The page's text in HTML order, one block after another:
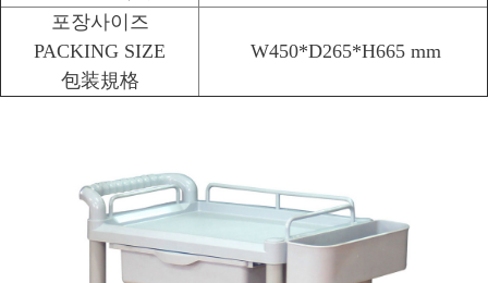
포장사이즈
PACKING SIZE
包装規格
W450*D265*H665 mm